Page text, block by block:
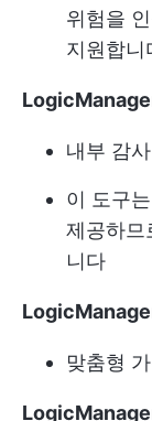
위험을
지원합니
내부 감
이 도구
제공하므
니다
맞춤형